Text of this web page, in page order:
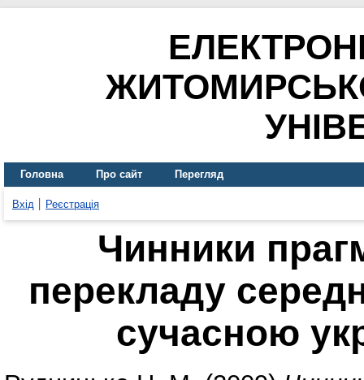
Головна Про сайт Перегляд
Вхід Реєстрація
Чинники
перекладу
сучасною